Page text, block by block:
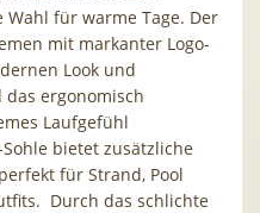
für warme Tage. Der
mit markanter Logo-
Look und
ergonomisch
Laufgefühl
bietet zusätzliche
für Strand, Pool
Durch das schlichte